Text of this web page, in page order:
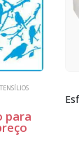
para